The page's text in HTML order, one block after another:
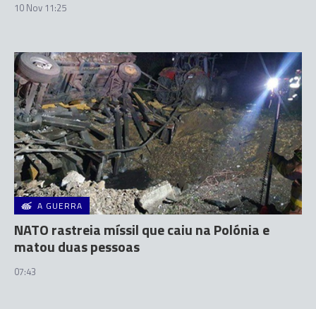
10 Nov 11:25
A GUERRA
NATO rastreia míssil que caiu na Polónia e
matou duas pessoas
07:43